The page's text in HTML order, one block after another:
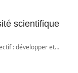
scientifique
: développer et…